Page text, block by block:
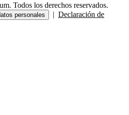
Todos los derechos reservados.
personales | Declaración de